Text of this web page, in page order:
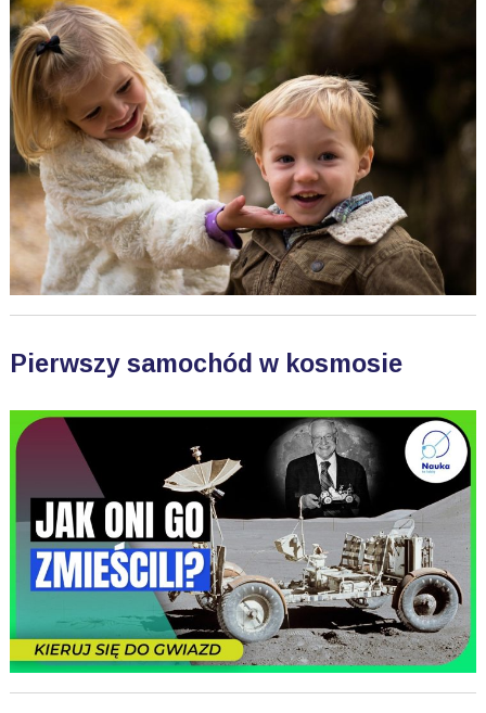
Pierwszy samochód w kosmosie